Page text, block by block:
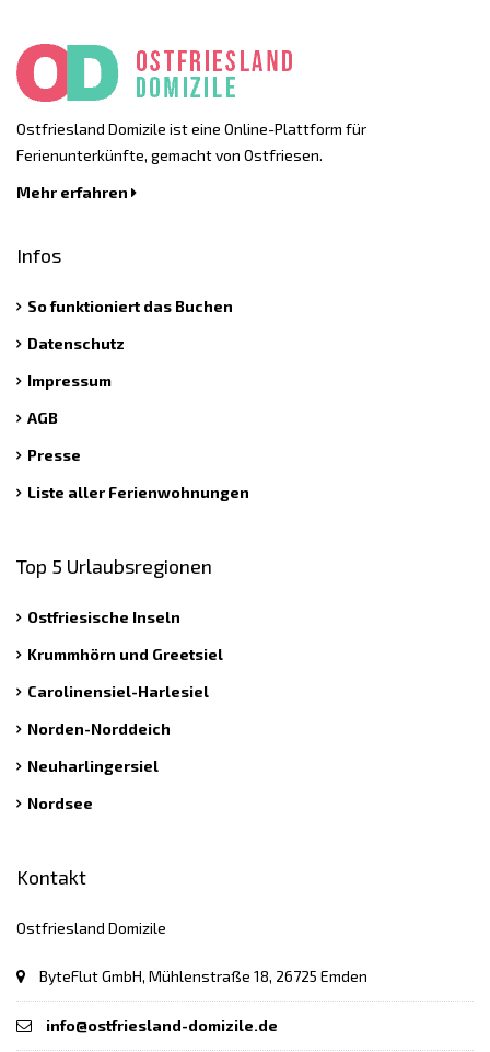
Ostfriesland Domizile ist eine Online-Plattform für
Ferienunterkünfte, gemacht von Ostfriesen.
Mehr erfahren
Infos
So funktioniert das Buchen
Datenschutz
Impressum
AGB
Presse
Liste aller Ferienwohnungen
Top 5 Urlaubsregionen
Ostfriesische Inseln
Krummhörn und Greetsiel
Carolinensiel-Harlesiel
Norden-Norddeich
Neuharlingersiel
Nordsee
Kontakt
Ostfriesland Domizile
ByteFlut GmbH, Mühlenstraße 18, 26725 Emden
info@ostfriesland-domizile.de